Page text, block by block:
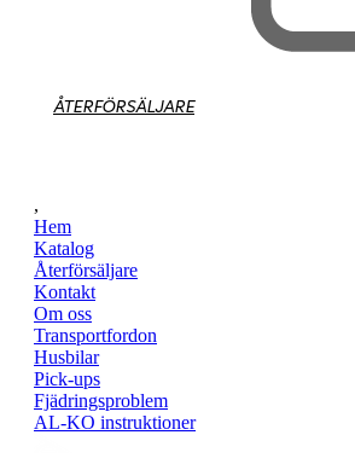
ÅTERFÖRSÄLJARE
,
Hem
Katalog
Återförsäljare
Kontakt
Om oss
Transportfordon
Husbilar
Pick-ups
Fjädringsproblem
AL-KO instruktioner